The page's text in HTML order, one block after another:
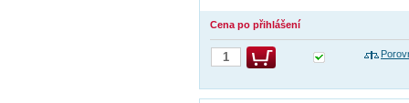
Cena po přihlášení